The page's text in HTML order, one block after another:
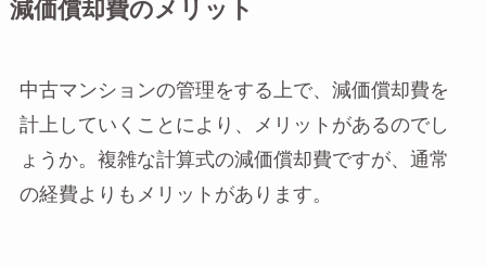
減価償却費のメリット
中古マンションの管理をする上で、減価償却費を
計上していくことにより、メリットがあるのでし
ょうか。複雑な計算式の減価償却費ですが、通常
の経費よりもメリットがあります。